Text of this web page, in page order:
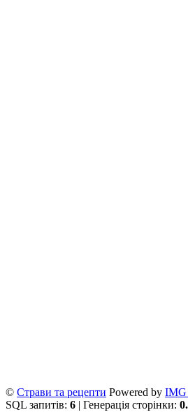
© Страви та рецепти Powered by
SQL запитів: 6 | Генерація сторінки: